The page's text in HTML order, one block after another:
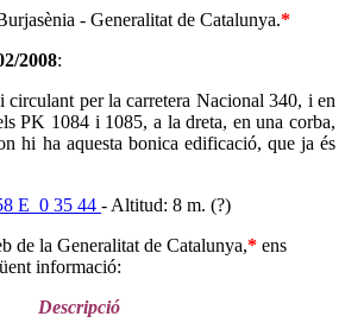
- Generalitat de Catalunya.*
2008:
circulant per la carretera Nacional 340, i en
PK 1084 i 1085, a la dreta, en una corba,
hi ha aquesta bonica edificació, que ja és
E 0 35 44 - Altitud: 8 m. (?)
de la Generalitat de Catalunya,* ens
informació:
Descripció